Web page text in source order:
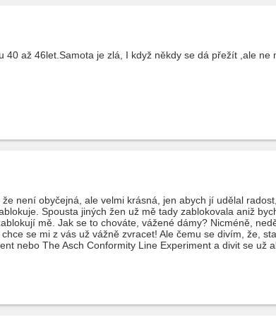
40 až 46let.Samota je zlá, I když někdy se dá přežít ,ale ne
není obyčejná, ale velmi krásná, jen abych jí udělal
Spousta jiných žen už mě tady zablokovala aniž
mě. Jak se to chováte, vážené dámy? Nicméně,
se mi z vás už vážně zvracet! Ale čemu se divím, že,
nebo The Asch Conformity Line Experiment a divit se už